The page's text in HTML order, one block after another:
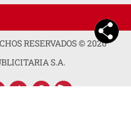
RESERVADOS ©2026
S.A.